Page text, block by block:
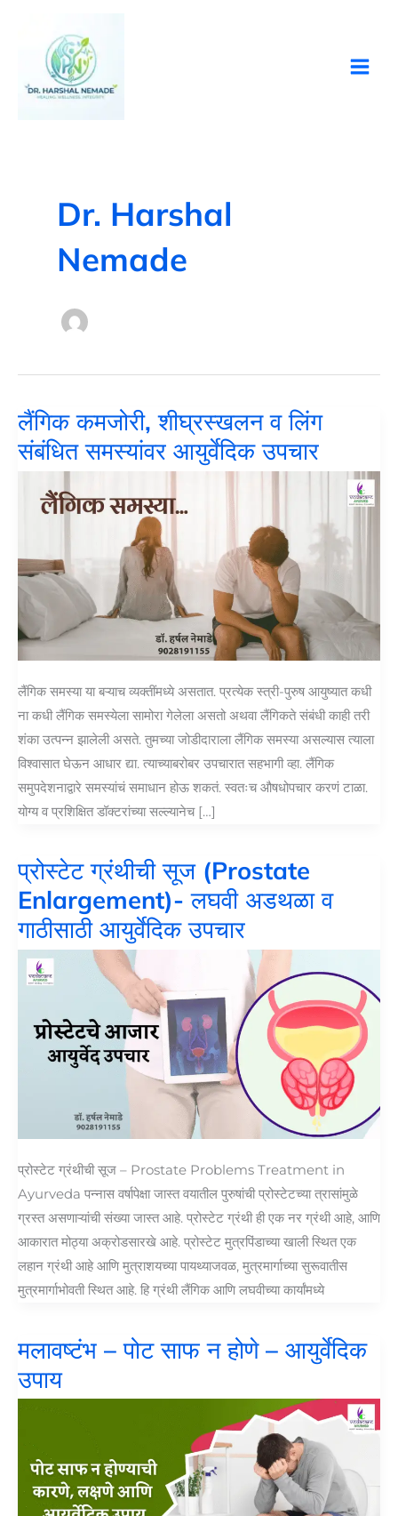
content
Dr. Harshal
Nemade
लैंगिक कमजोरी, शीघ्रस्खलन व लिंग
संबंधित समस्यांवर आयुर्वेदिक उपचार
लैंगिक समस्या या बऱ्याच व्यक्तींमध्ये असतात. प्रत्येक स्त्री-पुरुष आयुष्यात कधी
ना कधी लैंगिक समस्येला सामोरा गेलेला असतो अथवा लैंगिकते संबंधी काही तरी
शंका उत्पन्न झालेली असते. तुमच्या जोडीदाराला लैंगिक समस्या असल्यास त्याला
विश्वासात घेऊन आधार द्या. त्याच्याबरोबर उपचारात सहभागी व्हा. लैंगिक
समुपदेशनाद्वारे समस्यांचं समाधान होऊ शकतं. स्वतःच औषधोपचार करणं टाळा.
योग्य व प्रशिक्षित डॉक्टरांच्या सल्ल्यानेच […]
प्रोस्टेट ग्रंथीची सूज (Prostate
Enlargement)- लघवी अडथळा व
गाठीसाठी आयुर्वेदिक उपचार
प्रोस्टेट ग्रंथीची सूज – Prostate Problems Treatment in
Ayurveda पन्नास वर्षापेक्षा जास्त वयातील पुरुषांची प्रोस्टेटच्या त्रासांमुळे
ग्रस्त असणाऱ्यांची संख्या जास्त आहे. प्रोस्टेट ग्रंथी ही एक नर ग्रंथी आहे, आणि
आकारात मोठ्या अक्रोडसारखे आहे. प्रोस्टेट मुत्रपिंडाच्या खाली स्थित एक
लहान ग्रंथी आहे आणि मुत्राशयच्या पायथ्याजवळ, मुत्रमार्गाच्या सुरूवातीस
मुत्रमार्गाभोवती स्थित आहे. हि ग्रंथी लैंगिक आणि लघवीच्या कार्यांमध्ये
मलावष्टंभ – पोट साफ न होणे – आयुर्वेदिक
उपाय